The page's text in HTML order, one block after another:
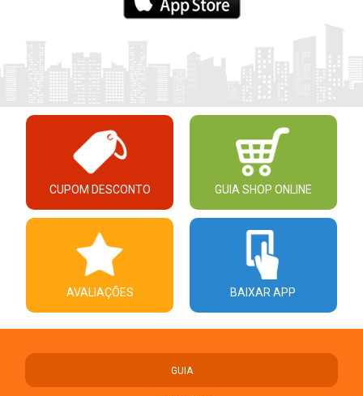
CUPOM DESCONTO GUIA SHOP ONLINE
AVALIAÇÕES BAIXAR APP
GUIA